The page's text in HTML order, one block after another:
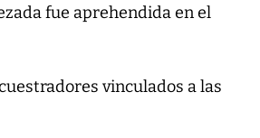
fue aprehendida en el
vinculados a las